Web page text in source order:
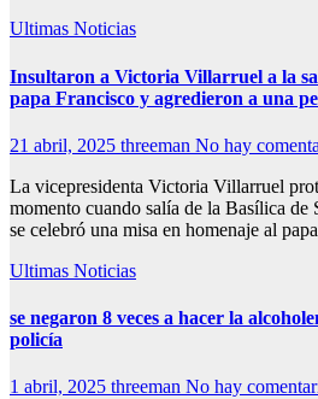
Ultimas Noticias
Insultaron a Victoria Villarruel a la
papa Francisco y agredieron a una
21 abril, 2025 threeman No hay
La vicepresidenta Victoria Villarruel
momento cuando salía de la Basílica de
se celebró una misa en homenaje al
Ultimas Noticias
se negaron 8 veces a hacer la
policía
1 abril, 2025 threeman No hay